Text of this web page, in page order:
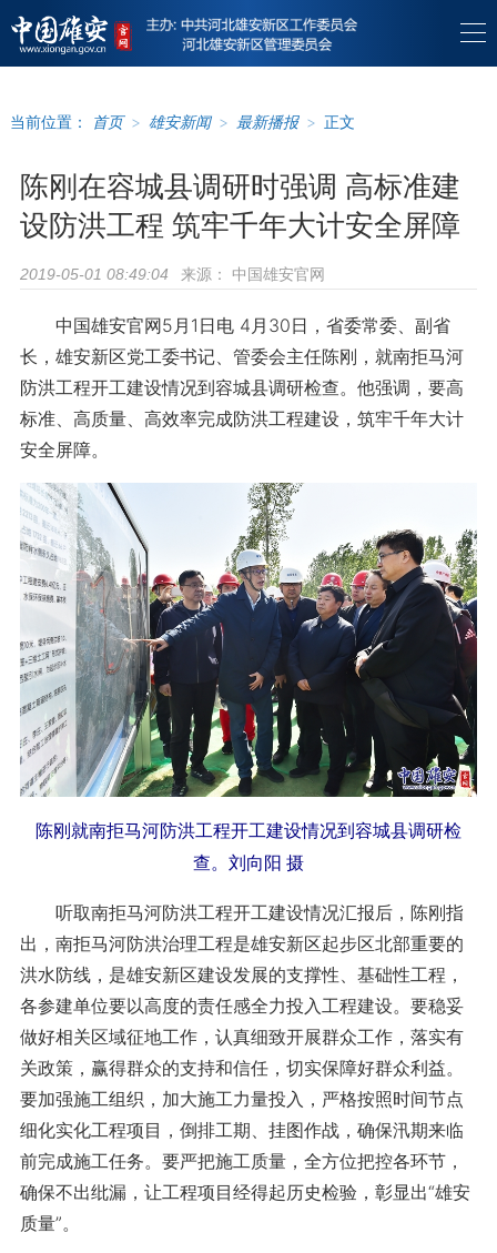
当前位置： 首页 > 雄安新闻 > 最新播报 > 正文
陈刚在容城县调研时强调 高标准建
设防洪工程 筑牢千年大计安全屏障
2019-05-01 08:49:04 来源： 中国雄安官网
中国雄安官网5月1日电 4月30日，省委常委、副省
长，雄安新区党工委书记、管委会主任陈刚，就南拒马河
防洪工程开工建设情况到容城县调研检查。他强调，要高
标准、高质量、高效率完成防洪工程建设，筑牢千年大计
安全屏障。
陈刚就南拒马河防洪工程开工建设情况到容城县调研检
查。刘向阳 摄
听取南拒马河防洪工程开工建设情况汇报后，陈刚指
出，南拒马河防洪治理工程是雄安新区起步区北部重要的
洪水防线，是雄安新区建设发展的支撑性、基础性工程，
各参建单位要以高度的责任感全力投入工程建设。要稳妥
做好相关区域征地工作，认真细致开展群众工作，落实有
关政策，赢得群众的支持和信任，切实保障好群众利益。
要加强施工组织，加大施工力量投入，严格按照时间节点
细化实化工程项目，倒排工期、挂图作战，确保汛期来临
前完成施工任务。要严把施工质量，全方位把控各环节，
确保不出纰漏，让工程项目经得起历史检验，彰显出“雄安
质量”。